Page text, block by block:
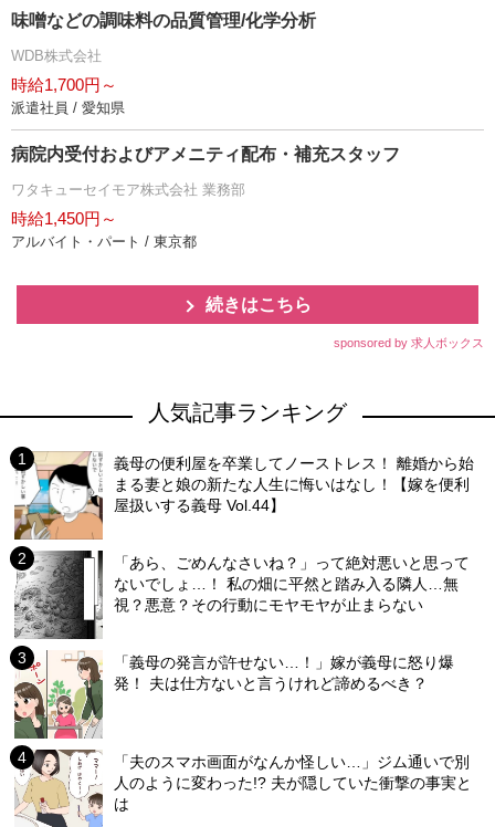
味噌などの調味料の品質管理/化学分析
WDB株式会社
時給1,700円～
派遣社員 / 愛知県
病院内受付およびアメニティ配布・補充スタッフ
ワタキューセイモア株式会社 業務部
時給1,450円～
アルバイト・パート / 東京都
続きはこちら
sponsored by 求人ボックス
人気記事ランキング
義母の便利屋を卒業してノーストレス！ 離婚から始
まる妻と娘の新たな人生に悔いはなし！【嫁を便利
屋扱いする義母 Vol.44】
「あら、ごめんなさいね？」って絶対悪いと思って
ないでしょ…！ 私の畑に平然と踏み入る隣人…無
視？悪意？その行動にモヤモヤが止まらない
「義母の発言が許せない…！」嫁が義母に怒り爆
発！ 夫は仕方ないと言うけれど諦めるべき？
「夫のスマホ画面がなんか怪しい…」ジム通いで別
人のように変わった!? 夫が隠していた衝撃の事実と
は